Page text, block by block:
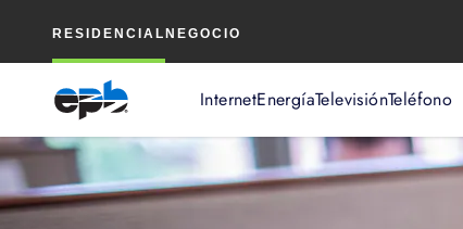
RESIDENCIAL NEGOCIO
InternetEnergíaTelevisiónTeléfono
principal